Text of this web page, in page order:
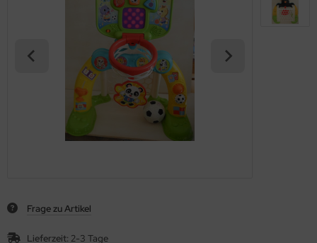
Frage zu Artikel
Lieferzeit: 2-3 Tage